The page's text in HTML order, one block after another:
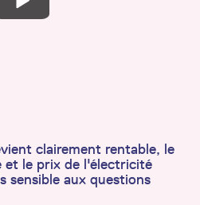
clairement rentable, le
et le prix de l'électricité
sensible aux questions